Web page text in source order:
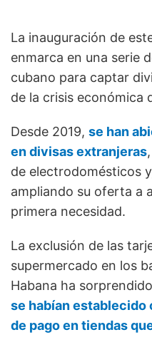
La inauguración de
enmarca en una serie
cubano para captar
de la crisis económica
Desde 2019, se han
en divisas extranjeras
de electrodomésticos
ampliando su oferta a
primera necesidad.
La exclusión de las
supermercado en los
Habana ha
se habían establecido
de pago en tiendas